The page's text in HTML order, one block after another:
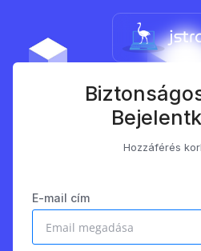
Hozzáférés
E-mail cím